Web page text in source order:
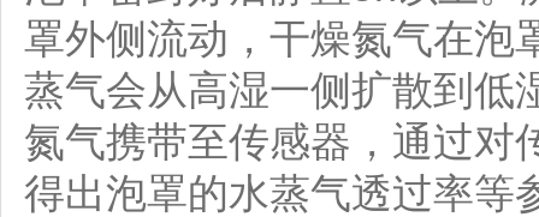
罩外侧流动，干燥氮气在泡
蒸气会从高湿一侧扩散到低
氮气携带至传感器，通过对
得出泡罩的水蒸气透过率等